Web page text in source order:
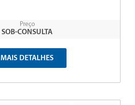
Preço
SOB-CONSULTA
MAIS DETALHES